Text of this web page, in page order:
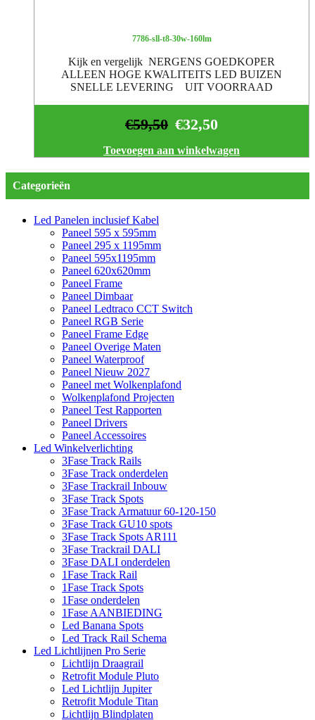
7786-sll-t8-30w-160lm
Kijk en vergelijk NERGENS GOEDKOPER
ALLEEN HOGE KWALITEITS LED BUIZEN
SNELLE LEVERING UIT VOORRAAD
€32,50
€59,50
Toevoegen aan winkelwagen
Categorieën
Led Panelen inclusief Kabel
Paneel 595 x 595mm
Paneel 295 x 1195mm
Paneel 595x1195mm
Paneel 620x620mm
Paneel Frame
Paneel Dimbaar
Paneel Ledtraco CCT Switch
Paneel RGB Serie
Paneel Frame Edge
Paneel Overige Maten
Paneel Waterproof
Paneel Nieuw 2027
Paneel met Wolkenplafond
Wolkenplafond Projecten
Paneel Test Rapporten
Paneel Drivers
Paneel Accessoires
Led Winkelverlichting
3Fase Track Rails
3Fase Track onderdelen
3Fase Trackrail Inbouw
3Fase Track Spots
3Fase Track Armatuur 60-120-150
3Fase Track GU10 spots
3Fase Track Spots AR111
3Fase Trackrail DALI
3Fase DALI onderdelen
1Fase Track Rail
1Fase Track Spots
1Fase onderdelen
1Fase AANBIEDING
Led Banana Spots
Led Track Rail Schema
Led Lichtlijnen Pro Serie
Lichtlijn Draagrail
Retrofit Module Pluto
Led Lichtlijn Jupiter
Retrofit Module Titan
Lichtlijn Blindplaten